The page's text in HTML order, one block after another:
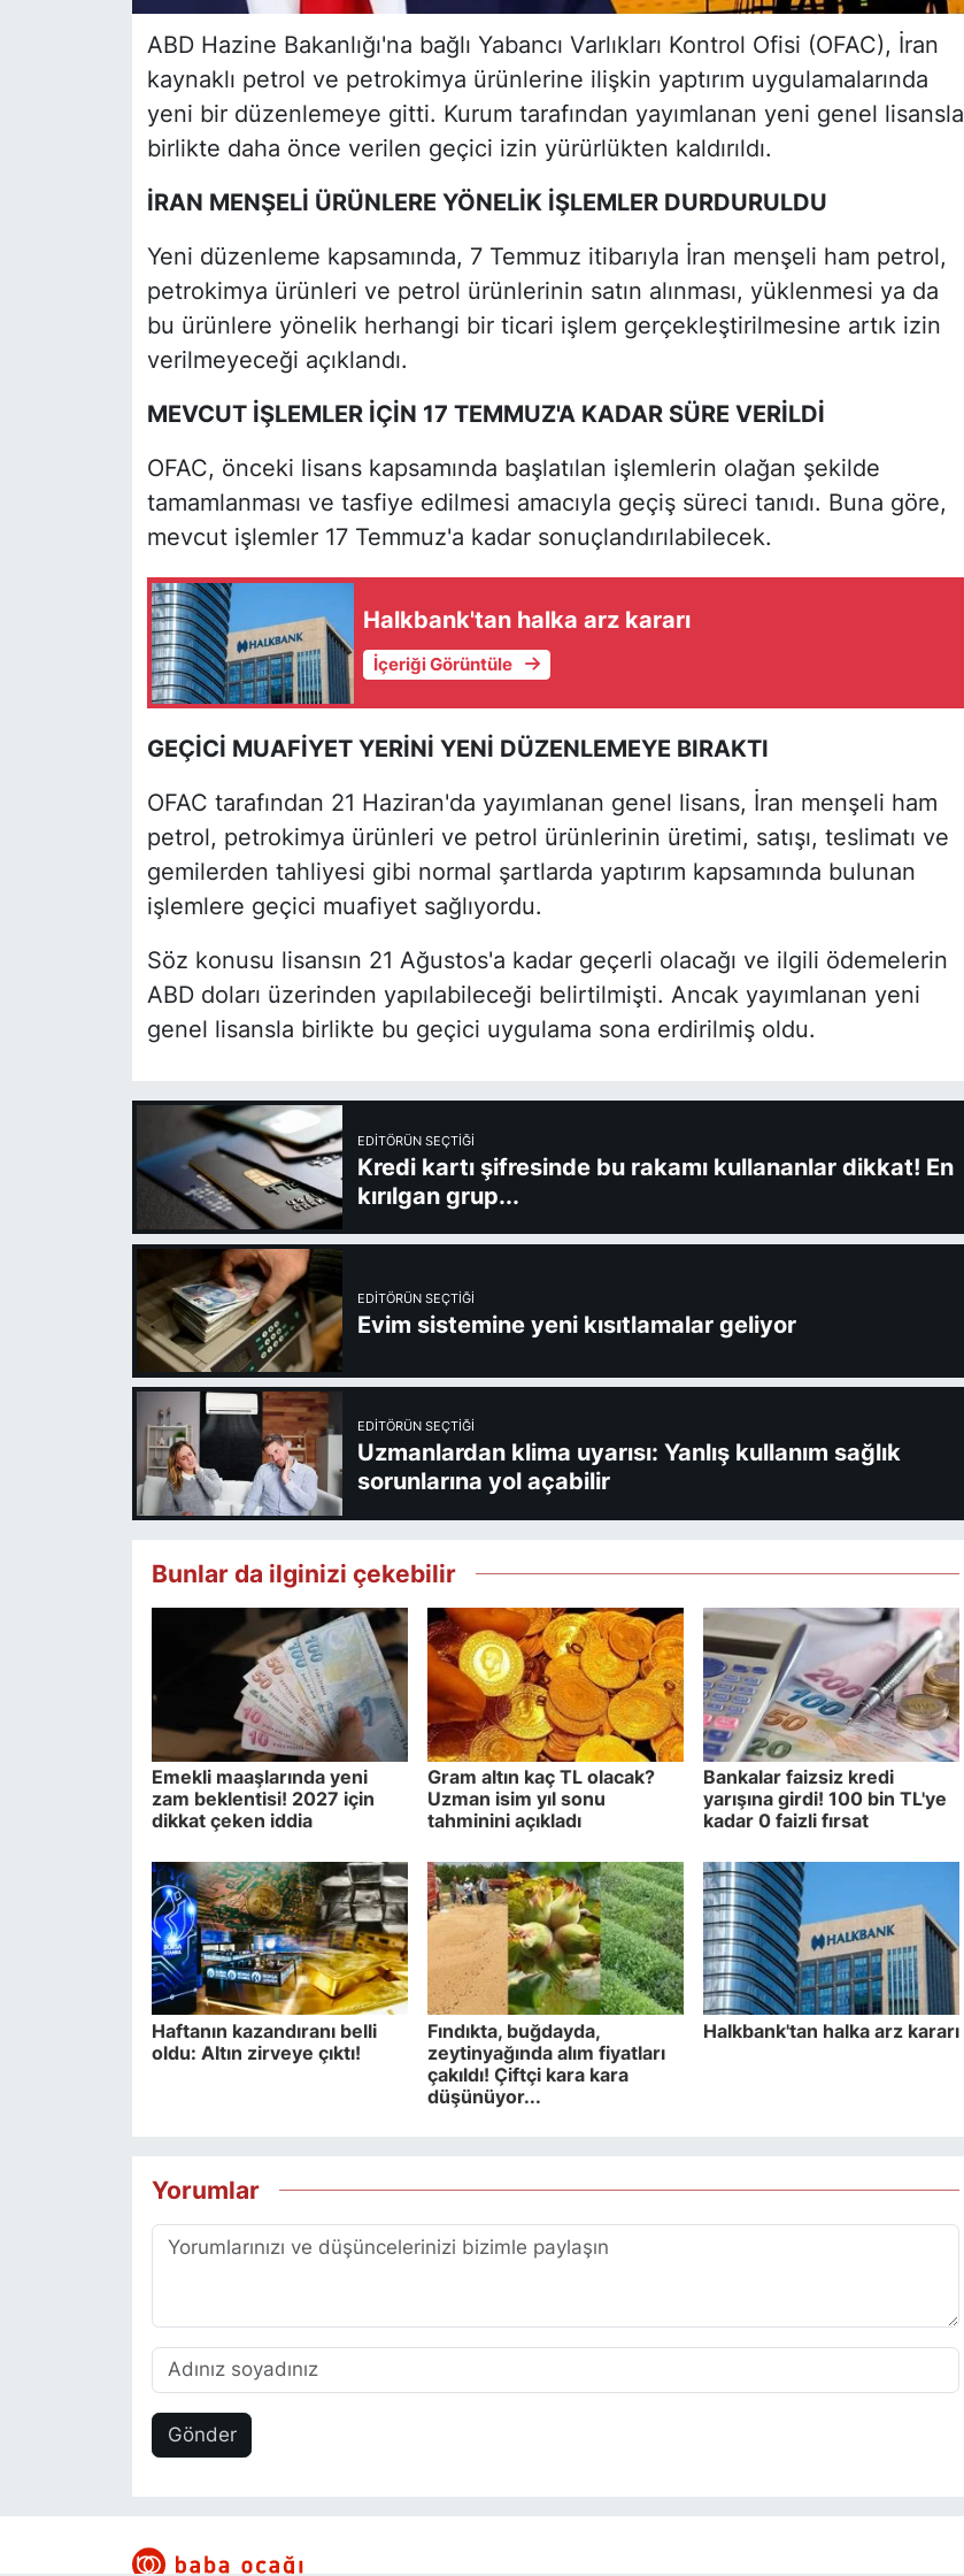
ABD Hazine Bakanlığı'na bağlı Yabancı Varlıkları Kontrol Ofisi (OFAC), İran
kaynaklı petrol ve petrokimya ürünlerine ilişkin yaptırım uygulamalarında
yeni bir düzenlemeye gitti. Kurum tarafından yayımlanan yeni genel lisansla
birlikte daha önce verilen geçici izin yürürlükten kaldırıldı.
İRAN MENŞELİ ÜRÜNLERE YÖNELİK İŞLEMLER DURDURULDU
Yeni düzenleme kapsamında, 7 Temmuz itibarıyla İran menşeli ham petrol,
petrokimya ürünleri ve petrol ürünlerinin satın alınması, yüklenmesi ya da
bu ürünlere yönelik herhangi bir ticari işlem gerçekleştirilmesine artık izin
verilmeyeceği açıklandı.
MEVCUT İŞLEMLER İÇİN 17 TEMMUZ'A KADAR SÜRE VERİLDİ
OFAC, önceki lisans kapsamında başlatılan işlemlerin olağan şekilde
tamamlanması ve tasfiye edilmesi amacıyla geçiş süreci tanıdı. Buna göre,
mevcut işlemler 17 Temmuz'a kadar sonuçlandırılabilecek.
Halkbank'tan halka arz kararı
İçeriği Görüntüle
GEÇİCİ MUAFİYET YERİNİ YENİ DÜZENLEMEYE BIRAKTI
OFAC tarafından 21 Haziran'da yayımlanan genel lisans, İran menşeli ham
petrol, petrokimya ürünleri ve petrol ürünlerinin üretimi, satışı, teslimatı ve
gemilerden tahliyesi gibi normal şartlarda yaptırım kapsamında bulunan
işlemlere geçici muafiyet sağlıyordu.
Söz konusu lisansın 21 Ağustos'a kadar geçerli olacağı ve ilgili ödemelerin
ABD doları üzerinden yapılabileceği belirtilmişti. Ancak yayımlanan yeni
genel lisansla birlikte bu geçici uygulama sona erdirilmiş oldu.
EDITÖRÜN SEÇTIĞI
Kredi kartı şifresinde bu rakamı kullananlar dikkat! En
kırılgan grup...
EDITÖRÜN SEÇTIĞI
Evim sistemine yeni kısıtlamalar geliyor
EDITÖRÜN SEÇTIĞI
Uzmanlardan klima uyarısı: Yanlış kullanım sağlık
sorunlarına yol açabilir
Bunlar da ilginizi çekebilir
Emekli maaşlarında yeni
zam beklentisi! 2027 için
dikkat çeken iddia
Gram altın kaç TL olacak?
Uzman isim yıl sonu
tahminini açıkladı
Bankalar faizsiz kredi
yarışına girdi! 100 bin TL'ye
kadar 0 faizli fırsat
Haftanın kazandıranı belli
oldu: Altın zirveye çıktı!
Fındıkta, buğdayda,
zeytinyağında alım fiyatları
çakıldı! Çiftçi kara kara
düşünüyor...
Halkbank'tan halka arz kararı
Yorumlar
Gönder